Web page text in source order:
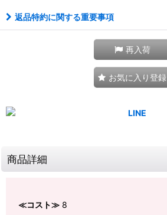
返品特約に関する重要事項
再入荷
お気に入り登録
商品詳細
≪コスト≫ 8